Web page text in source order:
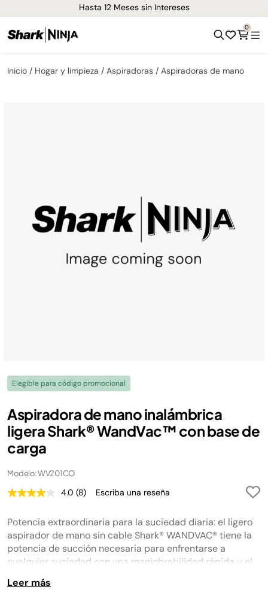
Hasta 12 Meses sin Intereses
0
Inicio Hogar y limpieza Aspiradoras Aspiradoras de mano
Elegible para código promocional
Aspiradora de mano inalámbrica
ligera Shark® WandVac™ con base de
carga
Modelo: WV201CO
4.0 Lea
reseñas.
Enlace
en
la
misma
página.
(8) Escriba una reseña
Potencia extraordinaria para la suciedad diaria: el ligero
aspirador de mano sin cable Shark® WANDVAC® tiene la
potencia de succión necesaria para enfrentarse a
cualquier suciedad con una maniobrabilidad rápida y el
Leer más